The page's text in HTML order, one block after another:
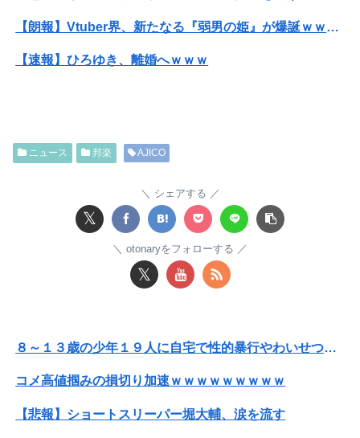
【朗報】Vtuber界、新たなる『弱男の姫』が爆誕ｗｗｗｗｗｗｗｗｗｗｗ
【速報】ひろゆき、離婚へｗｗｗ
【朗報】及川光博さん（56）結婚ｗｗｗｗｗ
警察や検察が冤罪率をデータとして公表すべきだと思う
子供がバイトで貯めた資金で旅行中の話だけど、ちょっとお金足りないから貸してくれる？って連絡きた
ニュース 邦楽 AJICO
シェアする
𝕏
otonaryをフォローする
𝕏
８～１３歳の少年１９人に自宅で性的暴行やわいせつ、３１歳男に懲役１５年
コメ高値掴みの損切り加速ｗｗｗｗｗｗｗｗｗ
【悲報】ショートスリーパー堀大輔、涙を流す